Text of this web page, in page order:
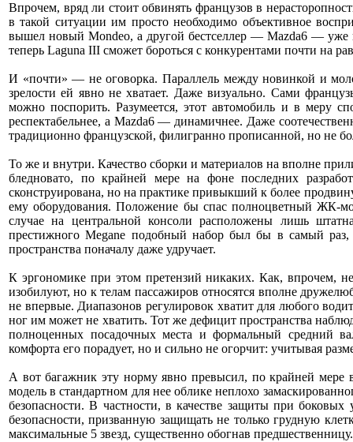
Впрочем, вряд ли стоит обвинять французов в
в такой ситуации им просто необходимо объективное
вышел новый Mondeo, а другой бестселлер — Mazda6 — уже
теперь Laguna III сможет бороться с конкурентами почти на
И «почти» — не оговорка. Параллель между новинкой и
зрелости ей явно не хватает. Даже визуально. Сами
можно поспорить. Разумеется, этот автомобиль и в меру
респектабельнее, а Mazda6 — динамичнее. Даже
традиционно французской, филигранно прописанной, но не
То же и внутри. Качество сборки и материалов на вполне
бледновато, по крайней мере на фоне последних
сконструирована, но на практике привыкший к более
ему оборудования. Положение бы спас полноцветный ЖК-
случае на центральной консоли расположены лишь
престижного Megane подобный набор был бы в самый раз,
пространства поначалу даже удручает.
К эргономике при этом претензий никаких. Как, впрочем,
изобилуют, но к телам пассажиров относятся вполне
не впервые. Диапазонов регулировок хватит для любого
ног им может не хватить. Тот же дефицит пространства
полноценных посадочных места и формальный средний
комфорта его порадует, но и сильно не огорчит: учитывая
А вот багажник эту норму явно превысил, по крайней мере
модель в стандартном для нее облике неплохо
безопасности. В частности, в качестве защиты при
безопасности, призванную защищать не только грудную
максимальные 5 звезд, существенно обогнав предшественницу.